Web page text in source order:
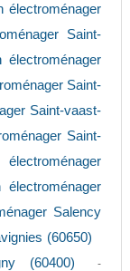
électroménager
Saint-
électroménager
Saint-
Saint-vaast-
Saint-
électroménager
électroménager
Salency
(60650)
(60400) -